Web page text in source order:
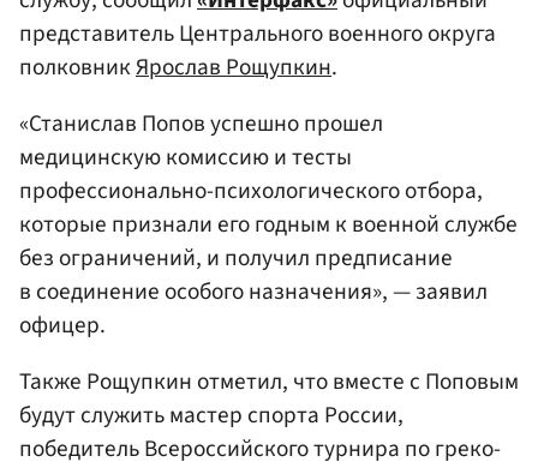
представитель Центрального военного округа
полковникЯрослав Рощупкин.
«Станислав Попов успешно прошел
медицинскую комиссию и тесты
профессионально-психологического отбора,
которые признали его годным к военной службе
без ограничений, и получил предписание
в соединение особого назначения», — заявил
офицер.
Также Рощупкин отметил, что вместе с Поповым
будут служить мастер спорта России,
победитель Всероссийского турнира по греко-